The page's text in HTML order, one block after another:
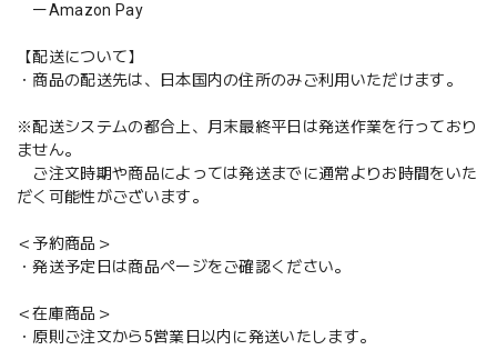
ーAmazon Pay
【配送について】
・商品の配送先は、日本国内の住所のみご利用いただけます。
※配送システムの都合上、月末最終平日は発送作業を行っており
ません。
ご注文時期や商品によっては発送までに通常よりお時間をいた
だく可能性がございます。
＜予約商品＞
・発送予定日は商品ページをご確認ください。
＜在庫商品＞
・原則ご注文から5営業日以内に発送いたします。